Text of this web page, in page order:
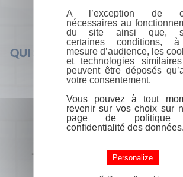
QUI SOMMES-NOUS ?FOIRE
+33 (0) 1 44 41 29 19
A l’exception de
nécessaires au
du site ainsi que,
certaines conditions,
mesure d’audience, les
et technologies
peuvent être déposés
votre consentement.
Vous pouvez à tout
revenir sur vos choix sur
page de politique
confidentialité des données.
Personalize